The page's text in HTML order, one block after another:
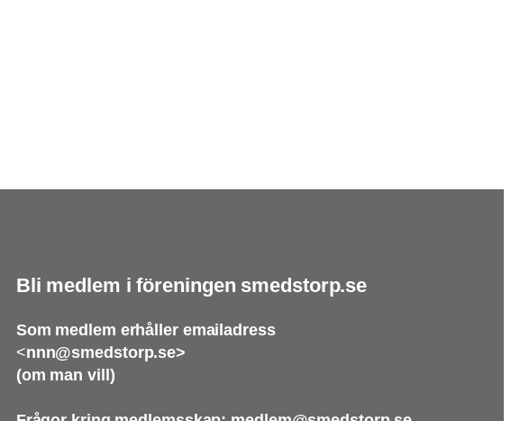
Bli medlem i föreningen smedstorp.se
Som medlem erhåller emailadress
<nnn@smedstorp.se>
(om man vill)